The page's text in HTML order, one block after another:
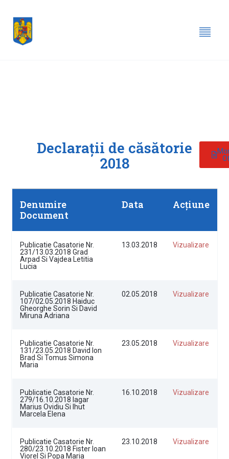
Declarații de căsătorie
2018
Denumire
Document
Data Acțiune
Publicatie Casatorie Nr.
231/13.03.2018 Grad
Arpad Si Vajdea Letitia
Lucia
13.03.2018 Vizualizare
Publicatie Casatorie Nr.
107/02.05.2018 Haiduc
Gheorghe Sorin Si David
Miruna Adriana
02.05.2018 Vizualizare
Publicatie Casatorie Nr.
131/23.05.2018 David Ion
Brad Si Tomus Simona
Maria
23.05.2018 Vizualizare
Publicatie Casatorie Nr.
279/16.10.2018 Iagar
Marius Ovidiu Si Ihut
Marcela Elena
16.10.2018 Vizualizare
Publicatie Casatorie Nr.
280/23.10.2018 Fister Ioan
Viorel Si Popa Maria
23.10.2018 Vizualizare